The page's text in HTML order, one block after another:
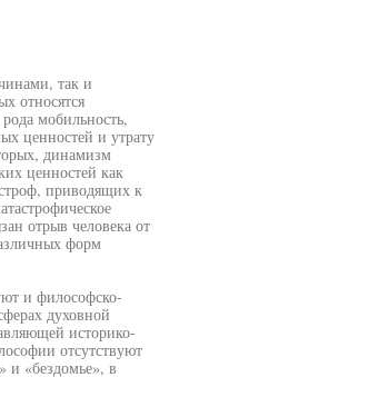
так и
относятся
мобильность,
ценностей и утрату
динамизм
ценностей как
приводящих к
отрыв человека от
форм
и философско-
духовной
историко-
отсутствуют
и «бездомье», в